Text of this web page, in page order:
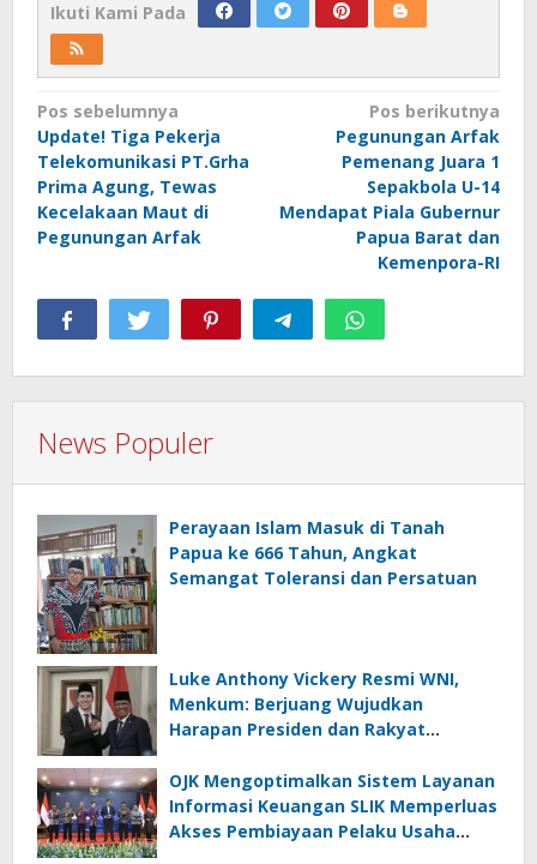
Ikuti Kami Pada
Navigasi
pos
Pos sebelumnya
Update! Tiga Pekerja
Telekomunikasi PT.Grha
Prima Agung, Tewas
Kecelakaan Maut di
Pegunungan Arfak
Pos berikutnya
Pegunungan Arfak
Pemenang Juara 1
Sepakbola U-14
Mendapat Piala Gubernur
Papua Barat dan
Kemenpora-RI
News Populer
Perayaan Islam Masuk di Tanah
Papua ke 666 Tahun, Angkat
Semangat Toleransi dan Persatuan
Luke Anthony Vickery Resmi WNI,
Menkum: Berjuang Wujudkan
Harapan Presiden dan Rakyat
OJK Mengoptimalkan Sistem Layanan
Informasi Keuangan SLIK Memperluas
Akses Pembiayaan Pelaku Usaha